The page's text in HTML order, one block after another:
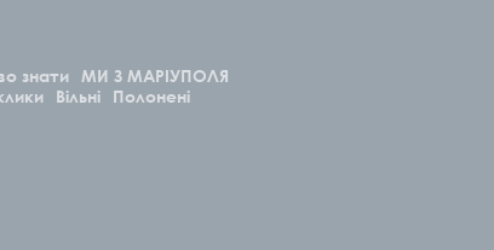
знати
МИ З МАРІУПОЛЯ
Вільні Полонені